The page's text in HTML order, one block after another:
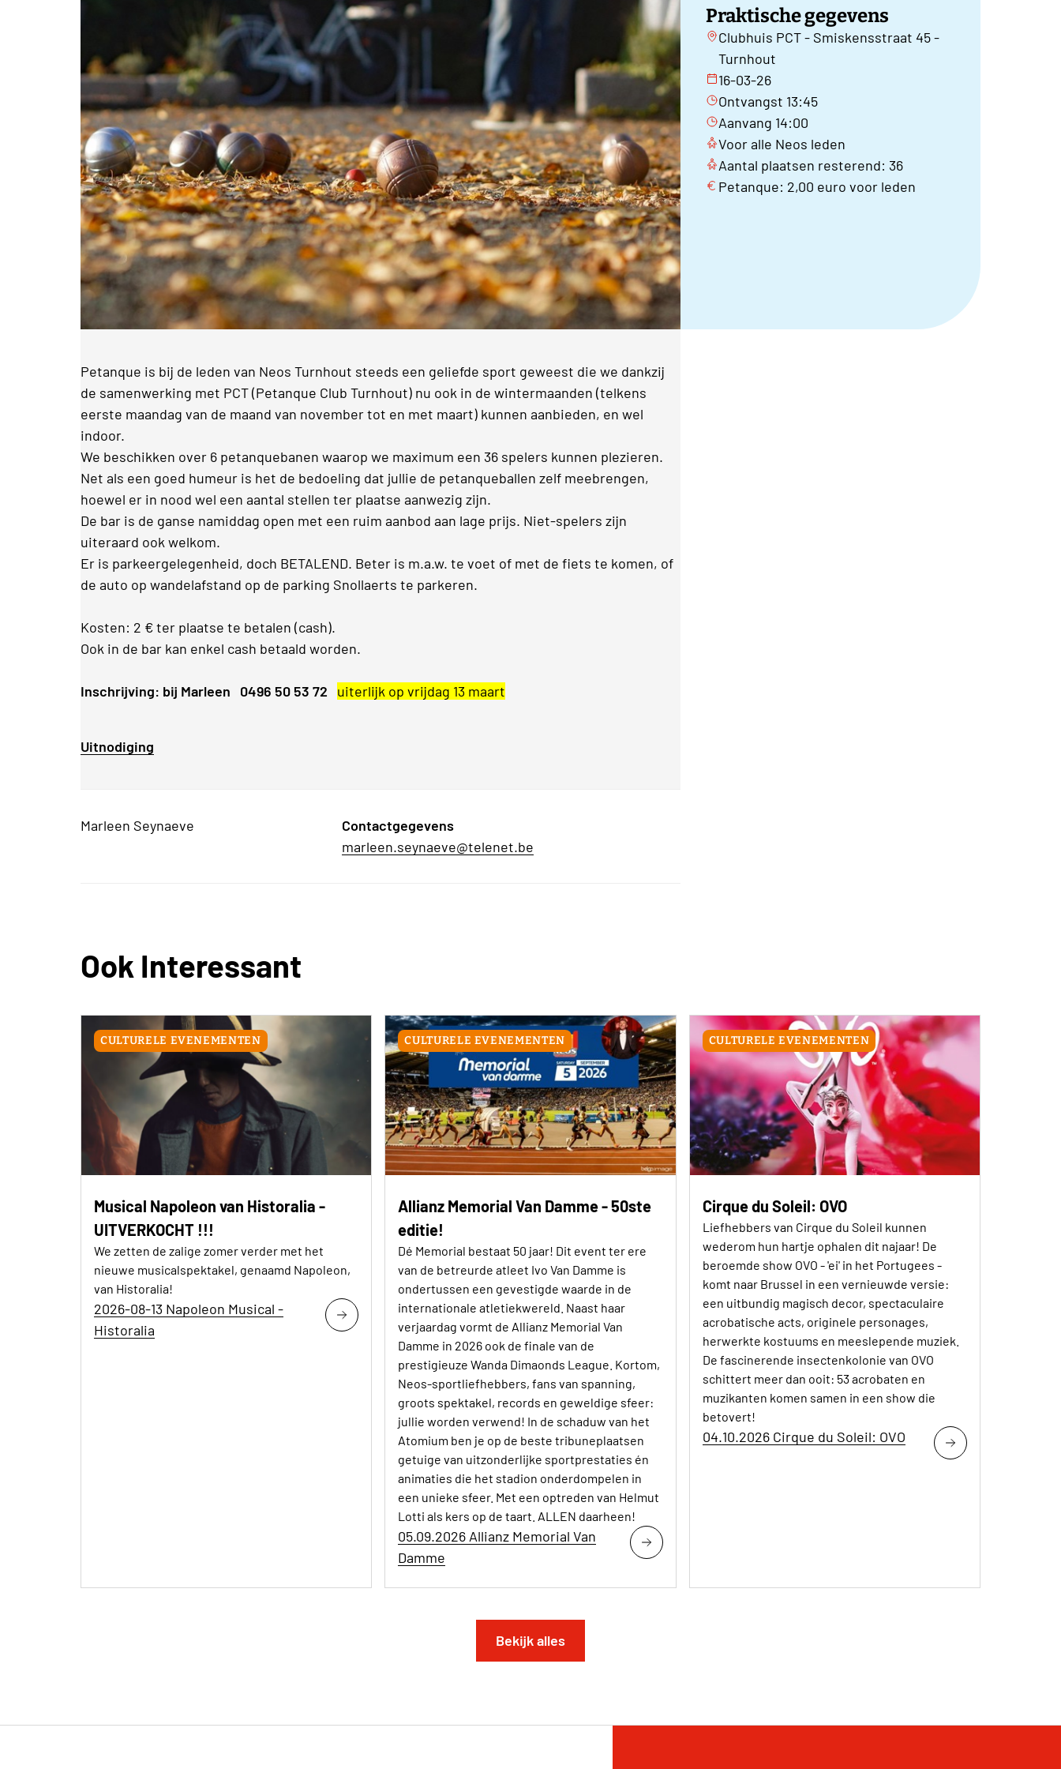
Praktische gegevens
Clubhuis PCT - Smiskensstraat 45 -
Turnhout
16-03-26
Ontvangst 13:45
Aanvang 14:00
Voor alle Neos leden
Aantal plaatsen resterend: 36
Petanque: 2,00 euro voor leden
Petanque is bij de leden van Neos Turnhout steeds een geliefde sport geweest die we dankzij
de samenwerking met PCT (Petanque Club Turnhout) nu ook in de wintermaanden (telkens
eerste maandag van de maand van november tot en met maart) kunnen aanbieden, en wel
indoor.
We beschikken over 6 petanquebanen waarop we maximum een 36 spelers kunnen plezieren.
Net als een goed humeur is het de bedoeling dat jullie de petanqueballen zelf meebrengen,
hoewel er in nood wel een aantal stellen ter plaatse aanwezig zijn.
De bar is de ganse namiddag open met een ruim aanbod aan lage prijs. Niet-spelers zijn
uiteraard ook welkom.
Er is parkeergelegenheid, doch BETALEND. Beter is m.a.w. te voet of met de fiets te komen, of
de auto op wandelafstand op de parking Snollaerts te parkeren.
Kosten: 2 € ter plaatse te betalen (cash).
Ook in de bar kan enkel cash betaald worden.
Inschrijving: bij Marleen 0496 50 53 72 uiterlijk op vrijdag 13 maart
Uitnodiging
Marleen Seynaeve
Contactgegevens
marleen.seynaeve@telenet.be
Ook Interessant
CULTURELE EVENEMENTEN
Musical Napoleon van Historalia -
UITVERKOCHT !!!
We zetten de zalige zomer verder met het
nieuwe musicalspektakel, genaamd Napoleon,
van Historalia!
2026-08-13 Napoleon Musical -
Historalia
CULTURELE EVENEMENTEN
Allianz Memorial Van Damme - 50ste
editie!
Dé Memorial bestaat 50 jaar! Dit event ter ere
van de betreurde atleet Ivo Van Damme is
ondertussen een gevestigde waarde in de
internationale atletiekwereld. Naast haar
verjaardag vormt de Allianz Memorial Van
Damme in 2026 ook de finale van de
prestigieuze Wanda Dimaonds League. Kortom,
Neos-sportliefhebbers, fans van spanning,
groots spektakel, records en geweldige sfeer:
jullie worden verwend! In de schaduw van het
Atomium ben je op de beste tribuneplaatsen
getuige van uitzonderlijke sportprestaties én
animaties die het stadion onderdompelen in
een unieke sfeer. Met een optreden van Helmut
Lotti als kers op de taart. ALLEN daarheen!
05.09.2026 Allianz Memorial Van
Damme
CULTURELE EVENEMENTEN
Cirque du Soleil: OVO
Liefhebbers van Cirque du Soleil kunnen
wederom hun hartje ophalen dit najaar! De
beroemde show OVO - 'ei' in het Portugees -
komt naar Brussel in een vernieuwde versie:
een uitbundig magisch decor, spectaculaire
acrobatische acts, originele personages,
herwerkte kostuums en meeslepende muziek.
De fascinerende insectenkolonie van OVO
schittert meer dan ooit: 53 acrobaten en
muzikanten komen samen in een show die
betovert!
04.10.2026 Cirque du Soleil: OVO
Bekijk alles